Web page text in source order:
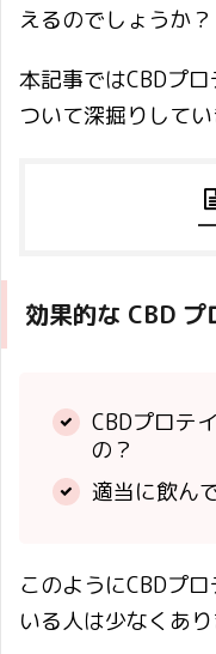
えるのでしょうか？
本記事ではCBDプ
ついて深掘りしてい
効果的な CBD
CBDプロテ
の？
適当に飲ん
このようにCBDプ
いる人は少なくあり